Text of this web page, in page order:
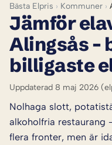
Bästa Elpris › Kommuner ›
Jämför
Alingsås –
billigaste
Uppdaterad 8 maj 2026
Nolhaga slott,
alkoholfria restaurang
flera fronter, men är